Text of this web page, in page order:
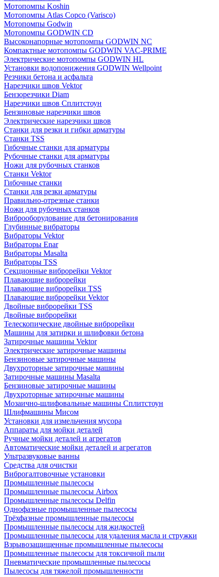
Мотопомпы Koshin
Мотопомпы Atlas Copco (Varisco)
Мотопомпы Godwin
Мотопомпы GODWIN CD
Высоконапорные мотопомпы GODWIN NC
Компактные мотопомпы GODWIN VAC-PRIME
Электрические мотопомпы GODWIN HL
Установки водопонижения GODWIN Wellpoint
Резчики бетона и асфальта
Нарезчики швов Vektor
Бензорезчики Diam
Нарезчики швов Сплитстоун
Бензиновые нарезчики швов
Электрические нарезчики швов
Станки для резки и гибки арматуры
Станки TSS
Гибочные станки для арматуры
Рубочные станки для арматуры
Ножи для рубочных станков
Станки Vektor
Гибочные станки
Станки для резки арматуры
Правильно-отрезные станки
Ножи для рубочных станков
Виброоборудование для бетонирования
Глубинные вибраторы
Вибраторы Vektor
Вибраторы Enar
Вибраторы Masalta
Вибраторы TSS
Секционные виброрейки Vektor
Плавающие виброрейки
Плавающие виброрейки TSS
Плавающие виброрейки Vektor
Двойные виброрейки TSS
Двойные виброрейки
Телескопические двойные виброрейки
Машины для затирки и шлифовки бетона
Затирочные машины Vektor
Электрические затирочные машины
Бензиновые затирочные машины
Двухроторные затирочные машины
Затирочные машины Masalta
Бензиновые затирочные машины
Двухроторные затирочные машины
Мозаично-шлифовальные машины Сплитстоун
Шлифмашины Мисом
Установки для измельчения мусора
Аппараты для мойки деталей
Ручные мойки деталей и агрегатов
Автоматические мойки деталей и агрегатов
Ультразвуковые ванны
Средства для очистки
Виброгалтовочные установки
Промышленные пылесосы
Промышленные пылесосы Airbox
Промышленные пылесосы Delfin
Однофазные промышленные пылесосы
Трёхфазные промышленные пылесосы
Промышленные пылесосы для жидкостей
Промышленные пылесосы для удаления масла и стружки
Взрывозащищенные промышленные пылесосы
Промышленные пылесосы для токсичной пыли
Пневматические промышленные пылесосы
Пылесосы для тяжелой промышленности